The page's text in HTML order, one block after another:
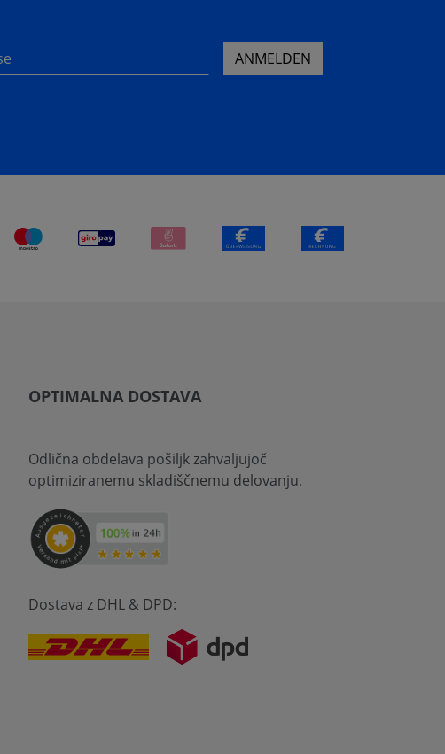
ANMELDEN
OPTIMALNA DOSTAVA
Odlična obdelava pošiljk zahvaljujoč
optimiziranemu skladiščnemu delovanju.
Dostava z DHL & DPD: